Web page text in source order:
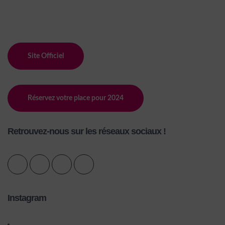
Site Officiel
Réservez votre place pour 2024
Retrouvez-nous sur les réseaux sociaux !
Instagram